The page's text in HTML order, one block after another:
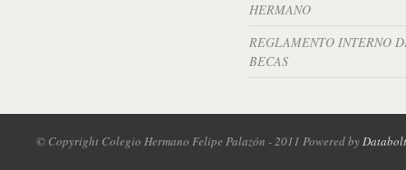
HERMANO
REGLAMENTO INTERNO
BECAS
© Copyright Colegio Hermano Felipe Palazón - 2011 Powered byDatabolt